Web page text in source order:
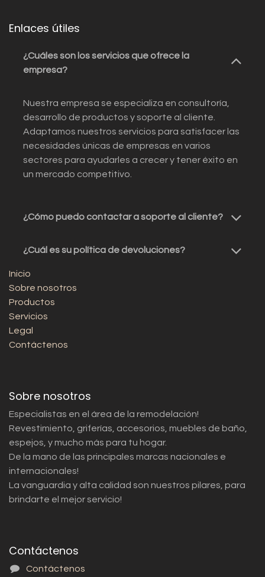
Enlaces útiles
¿Cuáles son los servicios que ofrece la
empresa?
Nuestra empresa se especializa en consultoría,
desarrollo de productos y soporte al cliente.
Adaptamos nuestros servicios para satisfacer las
necesidades únicas de empresas en varios
sectores para ayudarles a crecer y tener éxito en
un mercado competitivo.
¿Cómo puedo contactar a soporte al cliente?
¿Cuál es su política de devoluciones?
Inicio
Sobre nosotros
Productos
Servicios
Legal
Contáctenos
Sobre nosotros
Especialistas en el área de la remodelación!
Revestimiento, griferías, accesorios, muebles de baño,
espejos, y mucho más para tu hogar.
De la mano de las principales marcas nacionales e
internacionales!
La vanguardia y alta calidad son nuestros pilares, para
brindarte el mejor servicio!
Contáctenos
Contáctenos